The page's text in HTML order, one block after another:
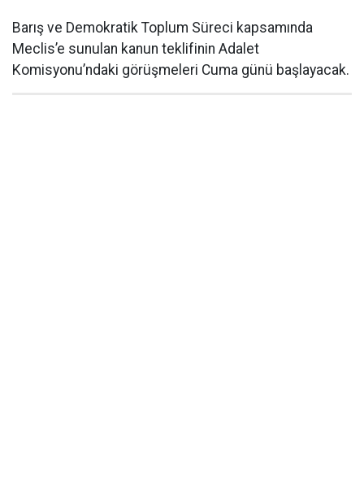
Barış ve Demokratik Toplum Süreci kapsamında
Meclis’e sunulan kanun teklifinin Adalet
Komisyonu’ndaki görüşmeleri Cuma günü başlayacak.